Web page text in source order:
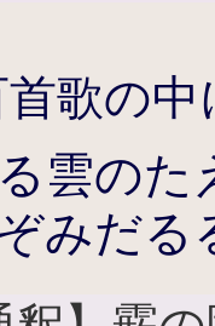
歌の中
雲のた
みだる